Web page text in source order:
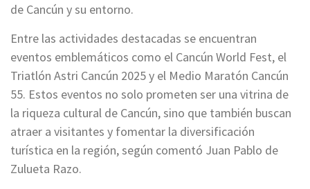
de Cancún y su entorno.
Entre las actividades destacadas se encuentran
eventos emblemáticos como el Cancún World Fest, el
Triatlón Astri Cancún 2025 y el Medio Maratón Cancún
55. Estos eventos no solo prometen ser una vitrina de
la riqueza cultural de Cancún, sino que también buscan
atraer a visitantes y fomentar la diversificación
turística en la región, según comentó Juan Pablo de
Zulueta Razo.